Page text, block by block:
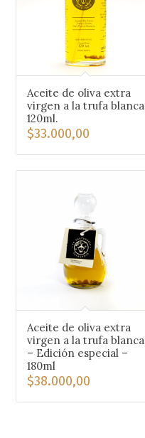
Aceite de oliva extra
virgen a la trufa blanca
120ml.
$33.000,00
Aceite de oliva extra
virgen a la trufa blanca
– Edición especial –
180ml
$38.000,00